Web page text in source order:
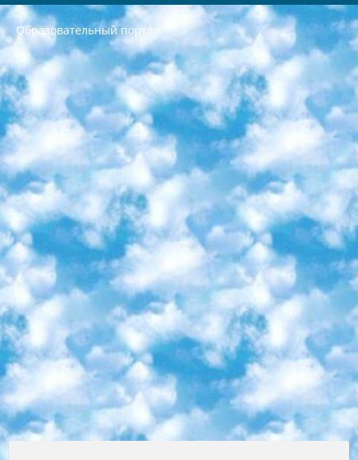
Образовательный портал
РЕСПУБЛИКА УЗБЕКИСТАН МИНИСТРЕРСТВО ДОШКОЛЬНОГО И ШКОЛЬНОГО ОБРАЗОВАНИЯ КОМАНДА в общеобразовательных учреждениях в 2023-2024 учебном году организация и проведение итоговой государственной аттестации обучающихся о Министра дошкольного и школьного образования Республики Узбекистан от 4 марта 2008 года (постановлением Минюста от 20 марта 2008 года № 1778 государственной регистрации) «Итоговое состояние учащихся общего среднего образования на основании положения об утверждении положения об аттестации общего среднего образования выпускной экзамен студентов в образовательных учреждениях в 2023-2024 учебном году В целях организации и прохождения аттестации приказываю: 1. Следующее: перечень предметов, по которым будет проводиться итоговая государственная аттестация и экзамен формы перевода согласно приложению 1; сертификаты международного образца, оценивающие уровень владения иностранными языками перечень согласно приложению 2; 2. Педагогический при специализированных образовательных учреждениях. научно-практический центр квалификации и международной оценки (Д.Давидова) 2024 г. До 25 марта: задания по предметам, по которым будет проводиться итоговая аттестация разработка и утверждение технических условий; итоговая аттестация на основании разработанного предметного задания разработка вопросов по предметам (устно и письменно), экзамен передача; общеобразовательные средние школы и специальные учебные заведения учащиеся выпускных классов школ и интернатов в агентской системе подготовка базы данных экзаменационных материалов и критериев оценки; перевод базы экзаменационных материалов на все языки обучения подать в Республиканский образовательный центр для изготовления; варианты экзаменов на основе разработанных контрольных материалов пусть будут поставлены задачи формирования. 3. Республиканский образовательный центр (Ш.Худайкулов) до 5 апреля 2024 года. до: база данных предоставленных экзаменационных материалов на все языки обучения перевод и экспертиза; для слепых, слабовидящих, глухих, слабослышащих и умственно отсталых детей учащиеся выпускных классов специализированных школ и школ-интернатов база данных экзаменационных материалов на всех преподаваемых языках подготовка критериев оценки; специализированные школы для умственно отсталых детей и технологии для учащихся выпускных классов школ-интернатов разработка соответствующих рекомендаций и критериев проведения ЕГЭ по естествознанию давать задания. 4. Педагогический при специализированных образовательных учреждениях. Научно-практический центр навыков и международной оценки (Д.Давидова), Республика образовательный центр (Худайкулов Ш.) итоговый государственный аттестационный экзамен ориентирован на творческое и логическое мышление при подготовке базы материалов учитывать введение заданий. 5. Следует отметить, что: сертификат государственного образца о знании общеобразовательного предмета и как минимум национальный уровень B1 по предметам на иностранных языках, указанным в Приложении 2. или международно признанный сертификат эквивалентного уровня студенты, изучающие определенный предмет, освобождаются от экзамена; по соответствующим предметам запланирована итоговая государственная аттестация за день до дня, путем жеребьевки Рабочей группой (в письменной форме по предметам, проводимым в форме) из числа сформированных вариантов выбрано 2 варианта; 2 выбранных варианта экзамена анонсированы на официальном сайте министерства и все выпускники по всей стране на основе этих вариантов проводит итоговую государственную аттестацию. 6. Государственное образование учащихся средних общеобразовательных учреждений. знания в соответствии с квалификационными требованиями, которые необходимо приобрести на основании стандартов итоговый (выпускной) контроль для 9 и 11 классов в целях тестирования Экзамены (далее – экзамены) состоят из предметов, перечисленных в приложении 1. будет сделано. 7. Экзамены пройдут с 26 мая по 15 июня 2024 г. (кроме науки физического воспитания). 8. Физическая для учащихся 9 классов общесредних образовательных учреждений. Экзамены по предмету «Образование, квалификация медицина» 1-6 мая 2024 года. сотрудники перевести под присмотр (с отклонениями в физическом или умственном развитии) специализированная школа для детей, школы-интернаты и со сколиозом школы-интернаты санаторного типа для больных детей исключены). 9. Он был слепым, слабовидящим и имел нарушения опорно-двигательного аппарата. экзамены в специализированных школах и интернатах для детей должны проводиться исходя из требований, предъявляемых к общеобразовательным учреждениям (физкультура кроме науки). 10. Специализированная школа для глухих и слабослышащих детей. и экзамены в интернатах и быть реализован в виде письменного теста по математике. 11. Специальность для умственно отсталых детей. Для 9 класса Родной язык и литературное письмо Государственный язык (язык обучения – узбекский). для неклассов) написано Математическое письмо Письменная/устная история Узбекистана Физическое воспитание практично Итоговый контроль Для 11 класса Написание родного языка и литературы (эссе) Математическое письмо Узбекский язык (обучение на узбекском языке) не посещающее общее среднее образование для учреждений)/Образовательное учреждение выбор письменный и устный Иностранный язык письменный/устный Письменная/устная история Узбекистана *По выбору студента:  Химия  Физика  Основы государственного права  География 10 бесплатных образовательных ресурсов - Мы составили подборку онлайн-проектов с интерактивными упражнениями, видеолекциями и статьями. Они помогут вам обрести новые и освежить старые знания бесплатно. 1. «ИНТУИТ» Старейшая образовательная площадка Рунета. Здесь вы найдёте сотни текстовых и видеокурсов на десятки различных тем — от программирования до психологии. Многие курсы подготовлены российскими университетами и крупными международными компаниями вроде Intel и Microsoft. Самостоятельное обучение бесплатное, но желающие могут оплатить услуги персональных наставников. 2. «Смартия» знакомит с актуальными профессиями и подсказывает, как им обучаться. Выбрав заинтересовавшую вас специальность — SMM-специалист, фотограф, веб-дизайнер или другую, — увидите список необходимых для неё умений. Чтобы вы могли освоить их самостоятельно, для каждого умения площадка отображает подборку ссылок на учебные материалы. Хотя «Смартия» ориентируется на русскоязычную аудиторию, часть контента всё же доступна только на английском. 3. «Лекторий Физтеха» Проект Московского физико-технического института (Физтеха). С его помощью вы можете смотреть онлайн серии лекций, записанные на видео в этом вузе. В числе доступных предметов — физика, биология, химия, информационные технологии и другие. К некоторым лекциям администрация ресурса прилагает готовые конспекты, которые можно скачивать в PDF-формате. 4. ITMOcourses Онлайн-площадка Санкт-Петербургского национального исследовательского университета информационных технологий, механики и оптики (ИТМО). Ресурс предоставляет свободный доступ к курсам, разработанным в этом вузе. Каталог материалов разбит на четыре категории: «Оптические системы и технологии», «Приборостроение и робототехника», «Информационные технологии» и «Биотехнологии». Курсы состоят из видеолекций, интерактивных демонстраций и заданий. 5. «КиберЛенинка» Электронная научная библиотека открытого доступа. Каталог площадки регулярно обрастает текстами статей из различных научных изданий. Сгруппированные по журналам и рубрикам публикации можно читать онлайн или скачивать целиком в PDF-формате. Проект нацелен на популяризацию науки за счёт открытого доступа к качественной информации. 6. «ПостНаука» На этом ресурсе публикуют подборки видеолекций, составленные экспертами из разных отраслей и объединённые общими темами. Среди них, к примеру, есть серии «Биоинформатика и геномика», «Культура средневековой Скандинавии» и Cinema Studies о теории кино. Каждая подборка лекций — логически связанная история, рассказанная экспертом от первого лица. Кроме того, на сайте появляются научно-образовательные статьи и тесты на разные темы. 7. «Newочём» Команда проекта «Newочём» отбирает самые интересные тексты из англоязычных СМИ и переводит те из них, за которые голосуют участники сообщества «ВКонтакте». По большей части это научно-популярные статьи. Редакторы придумывают лишь заголовки, в остальном содержание переводов соответствует оригиналам. Полные тексты можно читать прямо в социальной сети. 8. InternetUrok Онлайн-база материалов по основным дисциплинам школьной программы. Информация на сайте структурирована по классам, предметам и темам (урокам). Каждый урок состоит из видеолекций и конспектов. Есть также интерактивные тренажёры и тесты для закрепления пройденного материала. Даже если вы давно окончили школу, возможность повторить программу старших классов всегда может пригодиться. 9. Edutainme Ещё один ресурс об образовании. В отличие от Newtonew, как мне кажется, Edutainme больше ориентируется на представителей индустрии: педагогов, предпринимателей, разработчиков образовательных проектов. Но и любой, кто просто стремится к саморазвитию, найдёт на сайте много полезного и интересного для себя. Например, информацию о новых курсах и образовательных сервисах. 10. Newtonew Онлайн-медиа об образовании и обучении в широком смысле. Авторы Newtonew пишут об инструментах, заведениях, тактиках и стратегиях, которые помогают учить других и получать новые знания самостоятельно. На этой площадке вы найдёте новости, обзоры, аналитические мат